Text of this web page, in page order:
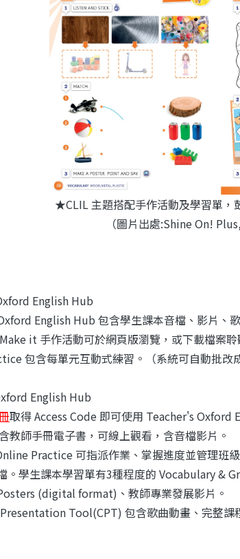
★CLIL 主題搭配手作活動及學習單，
（圖片出處:Shine On!
English Hub
English Hub 包含學生課本音檔、影片、
it 手作活動可於網頁版瀏覽，或下載檔案聆
包含每單元互動式練習。（系統可自動批改成
English Hub
取得 Access Code 即可使用 Teacher's Oxford
教師手冊電子書，可線上觀看，含音檔影片。
Practice 可指派作業、掌握進度並管理班
。學生課本學習單有3種程度的 Vocabulary &
(digital format)、教師專業發展影片。
Tool(CPT) 包含歌曲動畫、完整課